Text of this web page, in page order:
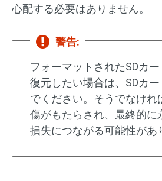
心配する必要はありません。
警告:
フォーマットされたSDカ
復元したい場合は、SDカ
でください。そうでなけれ
傷がもたらされ、最終的に
損失につながる可能性があ